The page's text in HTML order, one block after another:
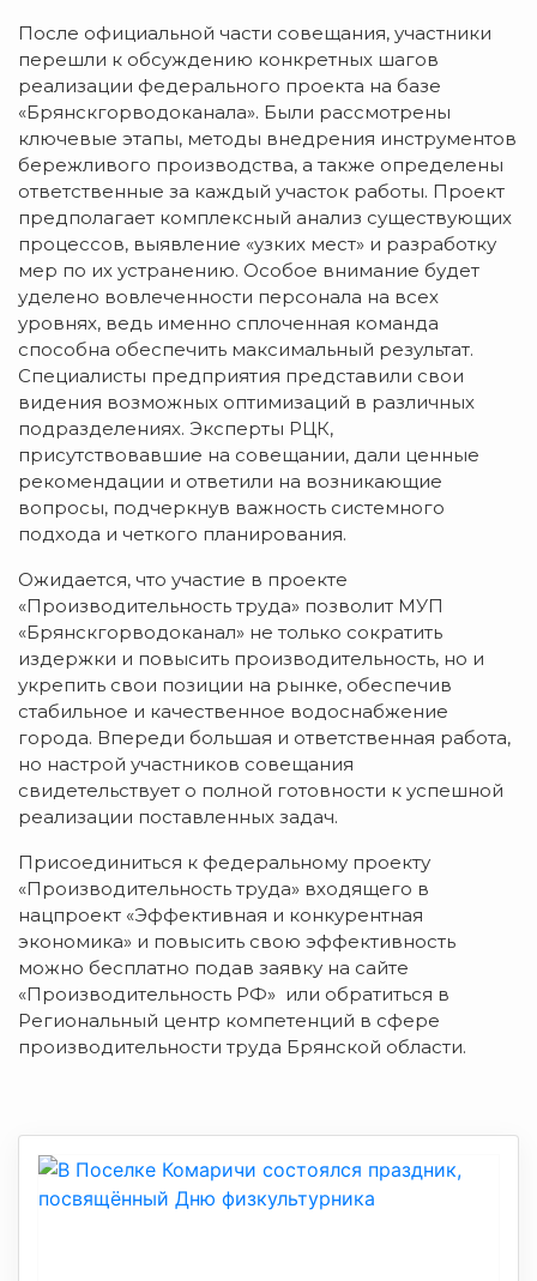
После официальной части совещания, участники
перешли к обсуждению конкретных шагов
реализации федерального проекта на базе
«Брянскгорводоканала». Были рассмотрены
ключевые этапы, методы внедрения инструментов
бережливого производства, а также определены
ответственные за каждый участок работы. Проект
предполагает комплексный анализ существующих
процессов, выявление «узких мест» и разработку
мер по их устранению. Особое внимание будет
уделено вовлеченности персонала на всех
уровнях, ведь именно сплоченная команда
способна обеспечить максимальный результат.
Специалисты предприятия представили свои
видения возможных оптимизаций в различных
подразделениях. Эксперты РЦК,
присутствовавшие на совещании, дали ценные
рекомендации и ответили на возникающие
вопросы, подчеркнув важность системного
подхода и четкого планирования.
Ожидается, что участие в проекте
«Производительность труда» позволит МУП
«Брянскгорводоканал» не только сократить
издержки и повысить производительность, но и
укрепить свои позиции на рынке, обеспечив
стабильное и качественное водоснабжение
города. Впереди большая и ответственная работа,
но настрой участников совещания
свидетельствует о полной готовности к успешной
реализации поставленных задач.
Присоединиться к федеральному проекту
«Производительность труда» входящего в
нацпроект «Эффективная и конкурентная
экономика» и повысить свою эффективность
можно бесплатно подав заявку на сайте
«Производительность РФ» или обратиться в
Региональный центр компетенций в сфере
производительности труда Брянской области.